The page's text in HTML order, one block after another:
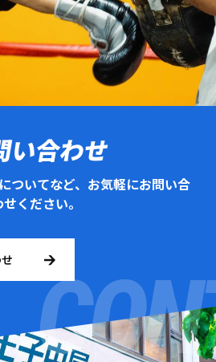
い合わせ
ついてなど、お気軽にお問い合
ください。